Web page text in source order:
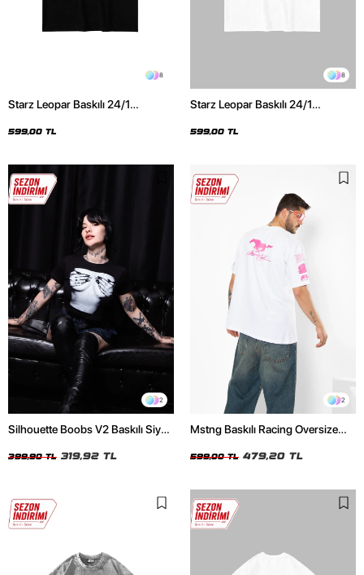
8
Starz Leopar Baskılı 24/1
599,00 TL
8
Starz Leopar Baskılı 24/1
599,00 TL
2
Silhouette Boobs V2 Baskılı Siyah
399,90 TL 319,92 TL
2
Mstng Baskılı Racing Oversize
599,00 TL 479,20 TL